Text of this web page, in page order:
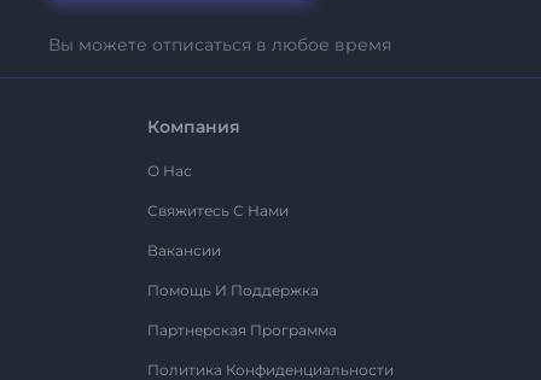
Вы можете отписаться в любое время
Компания
О Нас
Свяжитесь С Нами
Вакансии
Помощь И Поддержка
Партнерская Программа
Политика Конфиденциальности